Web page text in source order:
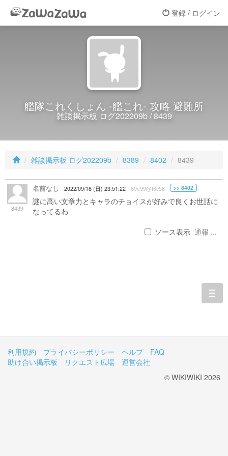
登録 / ログイン
艦隊これくしょん -艦これ- 攻略 避難所
雑談掲示板 ログ202209b / 8439
雑談掲示板 ログ202209b 8389 8402 8439
8439
名前なし 2022/09/18 (日) 23:51:22 69e99@f6c58 >> 8402
謎に高い文章力とキャラのチョイスが好みで良くお世話に
なってるわ
ソース表示 通報 ...
利用規約 プライバシーポリシー ヘルプ
FAQ
助け合い掲示板
リクエスト広場
運営会社
© WIKIWIKI 2026